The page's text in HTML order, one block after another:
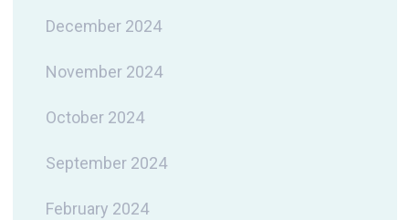
December 2024
November 2024
October 2024
September 2024
February 2024